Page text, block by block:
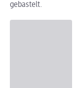
gebastelt.